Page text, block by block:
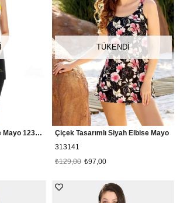
Taytkini Yüzücü Elbise Mayo 123059 Siyah
TÜKENDI
Çiçek Tasarımlı Siyah Elbise Mayo
313141
₺97,00
₺129,00